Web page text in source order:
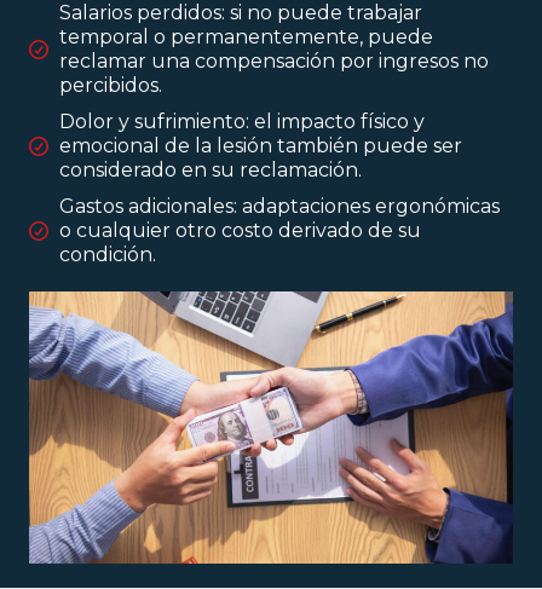
Salarios perdidos: si no puede trabajar
temporal o permanentemente, puede
reclamar una compensación por ingresos no
percibidos.
Dolor y sufrimiento: el impacto físico y
emocional de la lesión también puede ser
considerado en su reclamación.
Gastos adicionales: adaptaciones ergonómicas
o cualquier otro costo derivado de su
condición.